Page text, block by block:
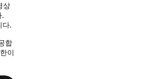
상
.
다.
합
이